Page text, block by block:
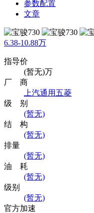
参数配置
文章
6.38-10.88万
指导价
(暂无)万
厂 商
上汽通用五菱
级 别
(暂无)
结 构
(暂无)
排量
(暂无)
油 耗
(暂无)
级别
(暂无)
官方加速